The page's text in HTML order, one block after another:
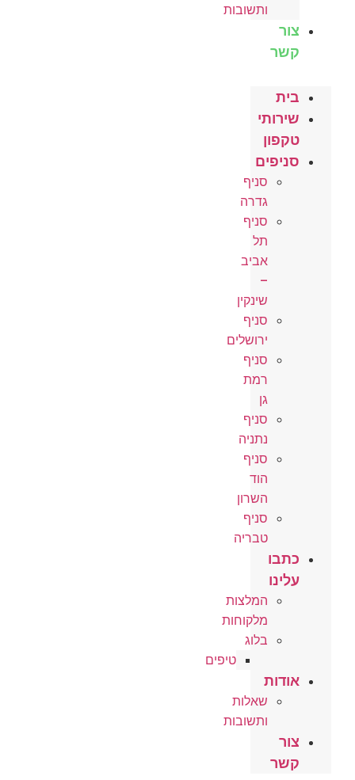
ותשובות
צור
קשר
בית
שירותי
טקפון
סניפים
סניף
גדרה
סניף
תל
אביב
–
שינקין
סניף
ירושלים
סניף
רמת
גן
סניף
נתניה
סניף
הוד
השרון
סניף
טבריה
כתבו
עלינו
המלצות
מלקוחות
בלוג
טיפים
אודות
שאלות
ותשובות
צור
קשר